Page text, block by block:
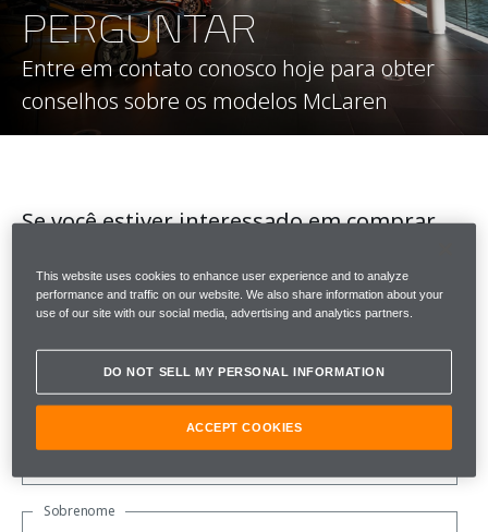
PERGUNTAR
Entre em contato conosco hoje para obter
conselhos sobre os modelos McLaren
Se você estiver interessado em comprar
alguns detalhes.
Sobre você
Sobrenome
This website uses cookies to enhance user experience and to analyze
performance and traffic on our website. We also share information about your
use of our site with our social media, advertising and analytics partners.
DO NOT SELL MY PERSONAL INFORMATION
ACCEPT COOKIES